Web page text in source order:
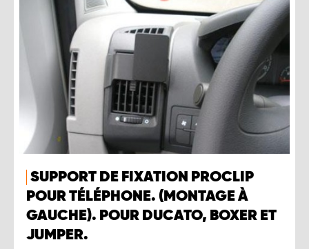
SUPPORT DE FIXATION PROCLIP
POUR TÉLÉPHONE. (MONTAGE À
GAUCHE). POUR DUCATO, BOXER ET
JUMPER.